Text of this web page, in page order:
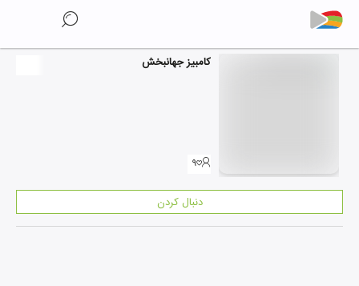
کامبیز جهانبخش
۹
دنبال کردن